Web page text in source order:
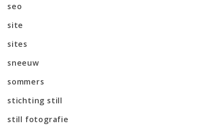
seo
site
sites
sneeuw
sommers
stichting still
still fotografie